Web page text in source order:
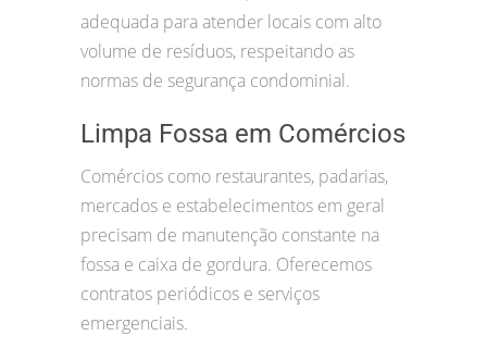
adequada para atender locais com alto
volume de resíduos, respeitando as
normas de segurança condominial.
Limpa Fossa em Comércios
Comércios como restaurantes, padarias,
mercados e estabelecimentos em geral
precisam de manutenção constante na
fossa e caixa de gordura. Oferecemos
contratos periódicos e serviços
emergenciais.